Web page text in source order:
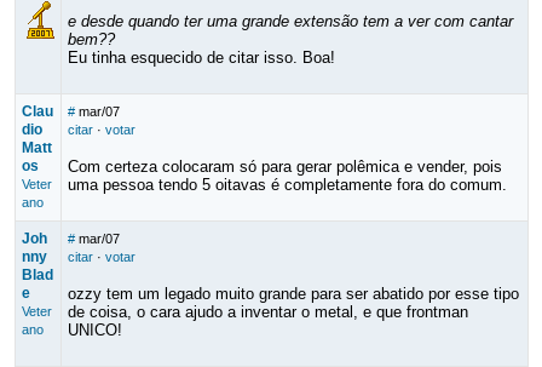
e desde quando ter uma grande extensão tem a ver com cantar
bem??
Eu tinha esquecido de citar isso. Boa!
Clau
dio
Matt
os
Veter
ano
# mar/07
citar· votar
Com certeza colocaram só para gerar polêmica e vender, pois
uma pessoa tendo 5 oitavas é completamente fora do comum.
Joh
nny
Blad
e
Veter
ano
# mar/07
citar· votar
ozzy tem um legado muito grande para ser abatido por esse tipo
de coisa, o cara ajudo a inventar o metal, e que frontman
UNICO!